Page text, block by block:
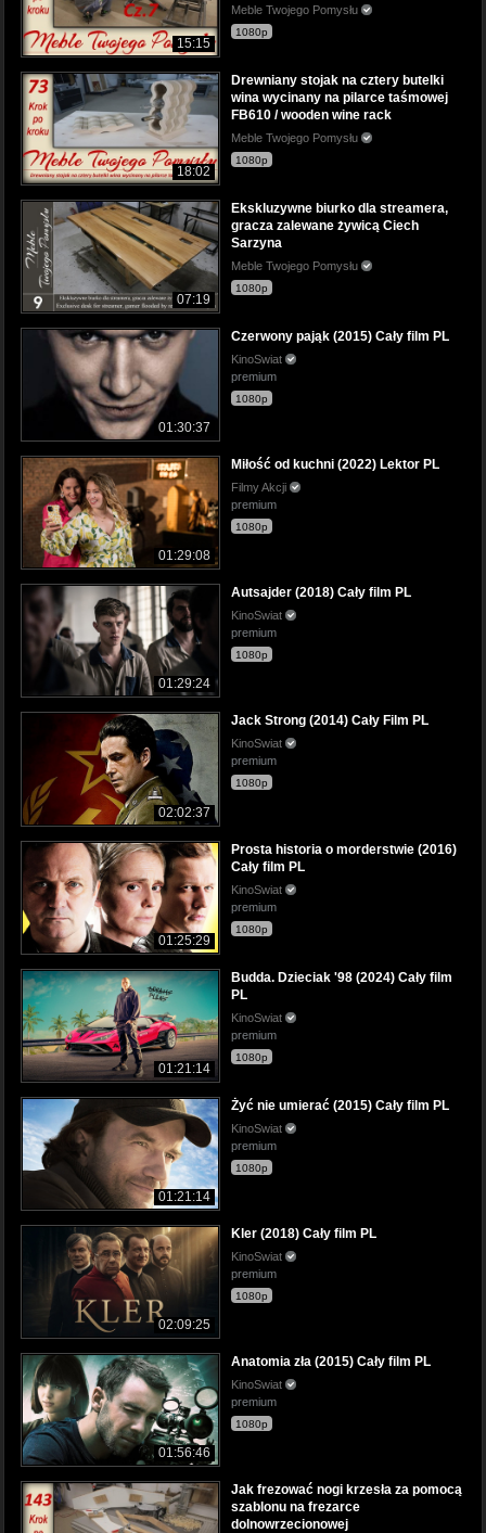
15:15
Meble Twojego Pomysłu
1080p
18:02
Drewniany stojak na cztery butelki
wina wycinany na pilarce taśmowej
FB610 / wooden wine rack
Meble Twojego Pomysłu
1080p
07:19
Ekskluzywne biurko dla streamera,
gracza zalewane żywicą Ciech
Sarzyna
Meble Twojego Pomysłu
1080p
01:30:37
Czerwony pająk (2015) Cały film PL
KinoSwiat
premium
1080p
01:29:08
Miłość od kuchni (2022) Lektor PL
Filmy Akcji
premium
1080p
01:29:24
Autsajder (2018) Cały film PL
KinoSwiat
premium
1080p
02:02:37
Jack Strong (2014) Cały Film PL
KinoSwiat
premium
1080p
01:25:29
Prosta historia o morderstwie (2016)
Cały film PL
KinoSwiat
premium
1080p
01:21:14
Budda. Dzieciak '98 (2024) Cały film
PL
KinoSwiat
premium
1080p
01:21:14
Żyć nie umierać (2015) Cały film PL
KinoSwiat
premium
1080p
02:09:25
Kler (2018) Cały film PL
KinoSwiat
premium
1080p
01:56:46
Anatomia zła (2015) Cały film PL
KinoSwiat
premium
1080p
Jak frezować nogi krzesła za pomocą
szablonu na frezarce
dolnowrzecionowej